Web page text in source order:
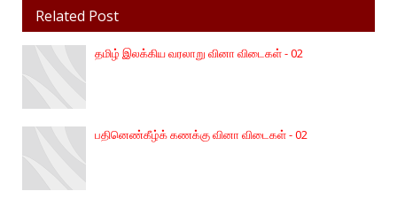
Related Post
தமிழ் இலக்கிய வரலாறு வினா விடைகள் - 02
பதினெண்கீழ்க் கணக்கு வினா விடைகள் - 02